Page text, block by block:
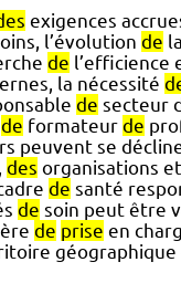
exigences
l’évolution de
de l’efficience
la nécessité
de secteur
de formateur de
peuvent se
des organisations et
de santé
de soin peut être
de prise en
géographique